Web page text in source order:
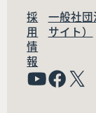
採
用
情
報
一般社
サイト）